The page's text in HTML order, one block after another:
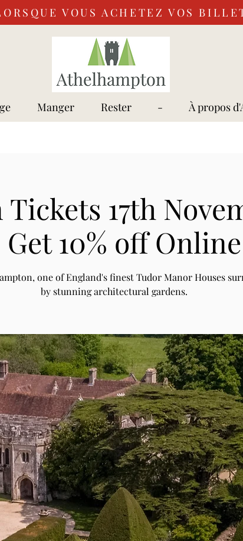
VOUS ACHETEZ VOS
Manger Rester - À propos
17th
10% off Online
one of England's finest Tudor Manor Houses
by stunning architectural gardens.